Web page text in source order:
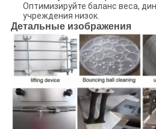
Оптимизируйте баланс веса,
учреждения низок.
Детальные изображения